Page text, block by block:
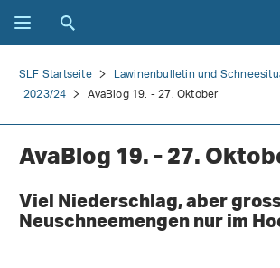
SLF Startseite Lawinenbulletin und
2023/24
AvaBlog 19. - 27. Oktober
AvaBlog 19. - 27.
Viel Niederschlag, aber
Neuschneemengen nur im